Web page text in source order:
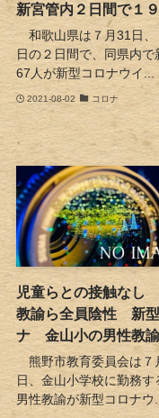
新宮管内２日間で１
和歌山県は７月31日、
日の２日間で、同県内で
67人が新型コロナウイ...
2021-08-02 コロナ
児童らとの接触なし
教諭ら全員陰性 新
ナ 金山小の男性教諭
熊野市教育委員会は７
日、金山小学校に勤務す
男性教諭が新型コロナウ...